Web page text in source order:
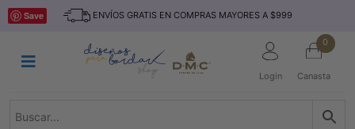
Saltar
ENVÍOS GRATIS EN COMPRAS MAYORES A $999
Login
0
Canasta
INICIO
TEJIDO
Save